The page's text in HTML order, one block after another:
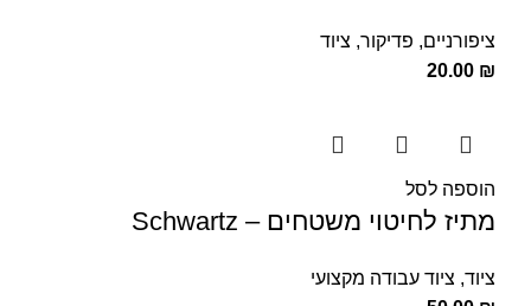
ציפורניים, פדיקור, ציוד
20.00 ₪
הוספה לסל
מתיז לחיטוי משטחים – Schwartz
ציוד, ציוד עבודה מקצועי